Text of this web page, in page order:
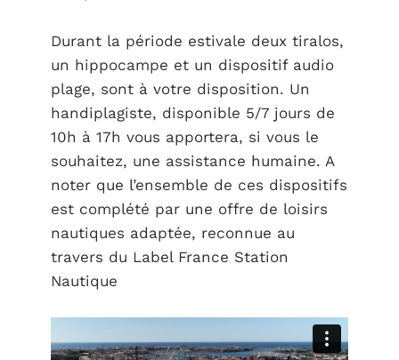
Durant la période estivale deux tiralos,
un hippocampe et un dispositif audio
plage, sont à votre disposition. Un
handiplagiste, disponible 5/7 jours de
10h à 17h vous apportera, si vous le
souhaitez, une assistance humaine. A
noter que l’ensemble de ces dispositifs
est complété par une offre de loisirs
nautiques adaptée, reconnue au
travers du Label France Station
Nautique